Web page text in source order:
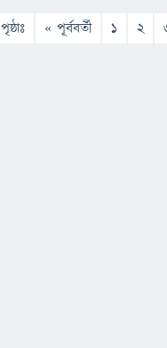
পৃষ্ঠাঃ « পূর্ববর্তী 1 2